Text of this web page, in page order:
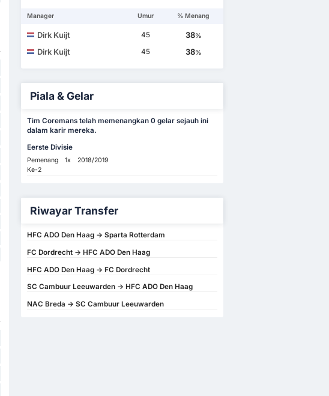
Manager Umur % Menang
Dirk Kuijt 45 38%
Dirk Kuijt 45 38%
Piala & Gelar
Tim Coremans telah memenangkan 0 gelar sejauh ini
dalam karir mereka.
Eerste Divisie
Pemenang
Ke-2
1x 2018/2019
Riwayar Transfer
HFC ADO Den Haag -> Sparta Rotterdam
FC Dordrecht -> HFC ADO Den Haag
HFC ADO Den Haag -> FC Dordrecht
SC Cambuur Leeuwarden -> HFC ADO Den Haag
NAC Breda -> SC Cambuur Leeuwarden